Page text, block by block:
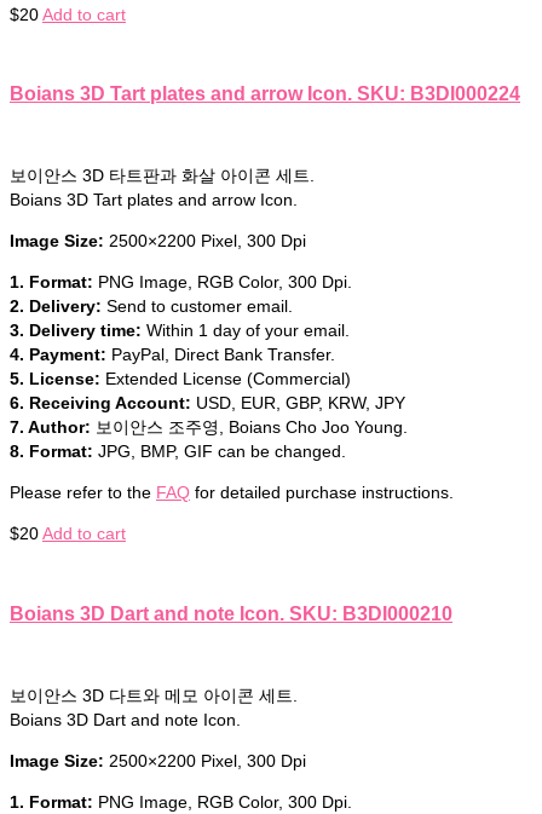
$20Add to cart
Boians 3D Tart plates and arrow Icon. SKU: B3DI000224
보이안스 3D 타트판과 화살 아이콘 세트.
Boians 3D Tart plates and arrow Icon.
Image Size: 2500×2200 Pixel, 300 Dpi
1. Format: PNG Image, RGB Color, 300 Dpi.
2. Delivery: Send to customer email.
3. Delivery time: Within 1 day of your email.
4. Payment: PayPal, Direct Bank Transfer.
5. License: Extended License (Commercial)
6. Receiving Account: USD, EUR, GBP, KRW, JPY
7. Author: 보이안스 조주영, Boians Cho Joo Young.
8. Format: JPG, BMP, GIF can be changed.
Please refer to the FAQ for detailed purchase instructions.
$20Add to cart
Boians 3D Dart and note Icon. SKU: B3DI000210
보이안스 3D 다트와 메모 아이콘 세트.
Boians 3D Dart and note Icon.
Image Size: 2500×2200 Pixel, 300 Dpi
1. Format: PNG Image, RGB Color, 300 Dpi.